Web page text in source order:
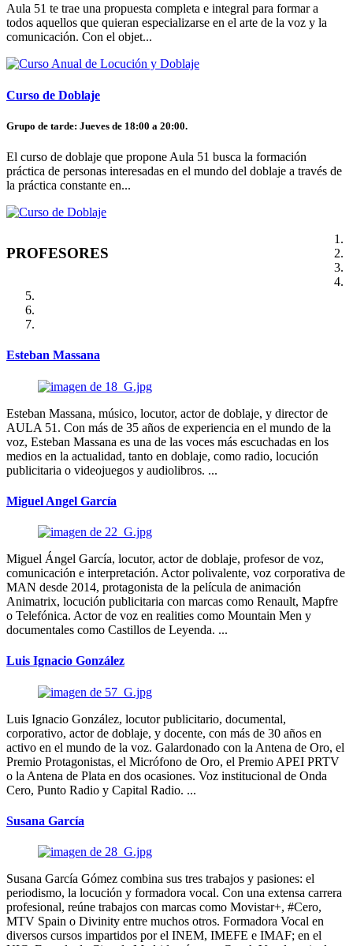
Aula 51 te trae una propuesta completa e integral para formar a
todos aquellos que quieran especializarse en el arte de la voz y la
comunicación. Con el objet...
Curso de Doblaje
Grupo de tarde: Jueves de 18:00 a 20:00.
El curso de doblaje que propone Aula 51 busca la formación
práctica de personas interesadas en el mundo del doblaje a través de
la práctica constante en...
PROFESORES
Esteban Massana
Esteban Massana, músico, locutor, actor de doblaje, y director de
AULA 51. Con más de 35 años de experiencia en el mundo de la
voz, Esteban Massana es una de las voces más escuchadas en los
medios en la actualidad, tanto en doblaje, como radio, locución
publicitaria o videojuegos y audiolibros. ...
Miguel Angel García
Miguel Ángel García, locutor, actor de doblaje, profesor de voz,
comunicación e interpretación. Actor polivalente, voz corporativa de
MAN desde 2014, protagonista de la película de animación
Animatrix, locución publicitaria con marcas como Renault, Mapfre
o Telefónica. Actor de voz en realities como Mountain Men y
documentales como Castillos de Leyenda. ...
Luis Ignacio González
Luis Ignacio González, locutor publicitario, documental,
corporativo, actor de doblaje, y docente, con más de 30 años en
activo en el mundo de la voz. Galardonado con la Antena de Oro, el
Premio Protagonistas, el Micrófono de Oro, el Premio APEI PRTV
o la Antena de Plata en dos ocasiones. Voz institucional de Onda
Cero, Punto Radio y Capital Radio. ...
Susana García
Susana García Gómez combina sus tres trabajos y pasiones: el
periodismo, la locución y formadora vocal. Con una extensa carrera
profesional, reúne trabajos con marcas como Movistar+, #Cero,
MTV Spain o Divinity entre muchos otros. Formadora Vocal en
diversos cursos impartidos por el INEM, IMEFE e IMAF; en el